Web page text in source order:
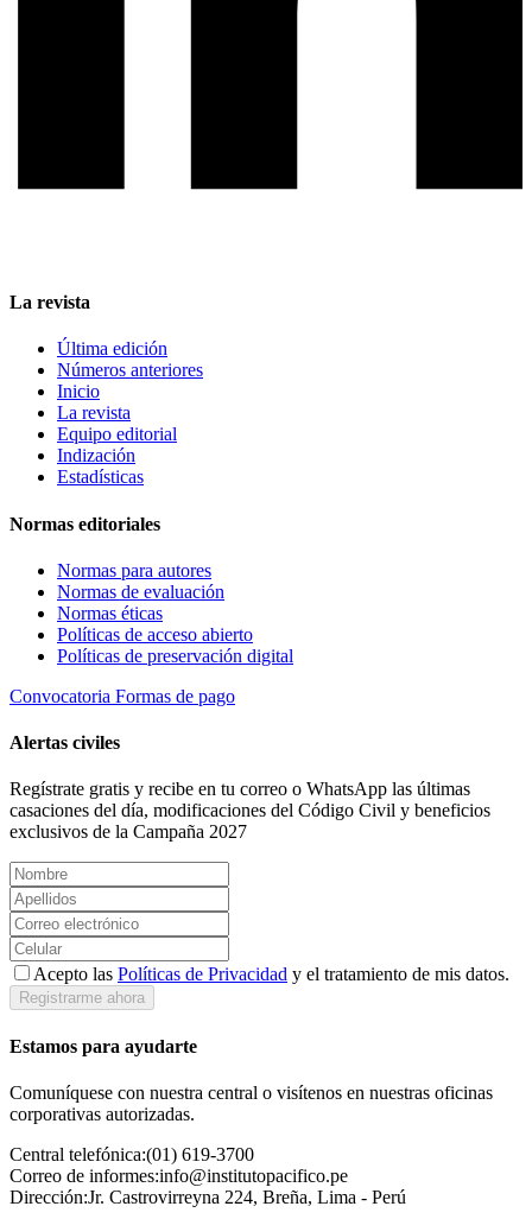
La revista
Última edición
Números anteriores
Inicio
La revista
Equipo editorial
Indización
Estadísticas
Normas editoriales
Normas para autores
Normas de evaluación
Normas éticas
Políticas de acceso abierto
Políticas de preservación digital
Convocatoria Formas de pago
Alertas civiles
Regístrate gratis y recibe en tu correo o WhatsApp las últimas
casaciones del día, modificaciones del Código Civil y beneficios
exclusivos de la Campaña 2027
Acepto las Políticas de Privacidad y el tratamiento de mis datos.
Registrarme ahora
Estamos para ayudarte
Comuníquese con nuestra central o visítenos en nuestras oficinas
corporativas autorizadas.
Central telefónica:(01) 619-3700
Correo de informes:info@institutopacifico.pe
Dirección:Jr. Castrovirreyna 224, Breña, Lima - Perú